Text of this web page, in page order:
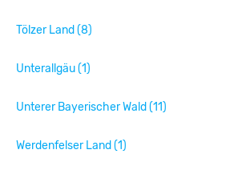
Tölzer Land (8)
Unterallgäu (1)
Unterer Bayerischer Wald (11)
Werdenfelser Land (1)